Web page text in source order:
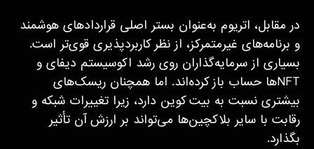
در مقابل، اتریوم به‌عنوان بستر اصلی قراردادهای هوشمند
و برنامه‌های غیرمتمرکز، از نظر کاربردپذیری قوی‌تر است.
بسیاری از سرمایه‌گذاران روی رشد اکوسیستم دیفای و
NFTها حساب باز کرده‌اند. اما همچنان ریسک‌های
بیشتری نسبت به بیت کوین دارد، زیرا تغییرات شبکه و
رقابت با سایر بلاکچین‌ها می‌تواند بر ارزش آن تأثیر
بگذارد.